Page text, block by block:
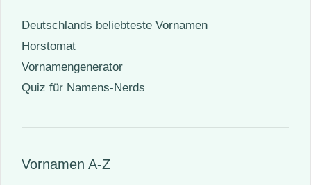
Deutschlands beliebteste Vornamen
Horstomat
Vornamengenerator
Quiz für Namens-Nerds
Vornamen A-Z